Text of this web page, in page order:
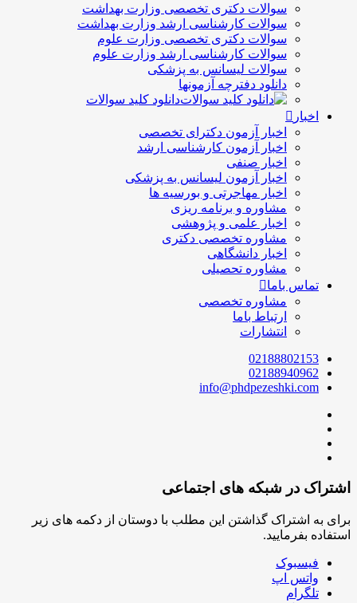
سوالات دکتری تخصصی وزارت بهداشت
سوالات کارشناسی ارشد وزارت بهداشت
سوالات دکتری تخصصی وزارت علوم
سوالات کارشناسی ارشد وزارت علوم
سوالات لیسانس به پزشکی
دانلود دفترچه آزمونها
دانلود کلید سوالات
اخبار
اخبار آزمون دکترای تخصصی
اخبار آزمون کارشناسی ارشد
اخبار صنفی
اخبار آزمون لیسانس به پزشکی
اخبار مهاجرتی و بورسیه ها
مشاوره و برنامه ریزی
اخبار علمی و پژوهشی
مشاوره تخصصی دکتری
اخبار دانشگاهی
مشاوره تحصیلی
تماس باما
مشاوره تخصصی
ارتباط باما
انتشارات
02188802153
02188940962
info@phdpezeshki.com
اشتراک در شبکه های اجتماعی
برای به اشتراک گذاشتن این مطلب با دوستان از دکمه های زیر
استفاده بفرمایید.
فیسبوک
واتس اپ
تلگرام